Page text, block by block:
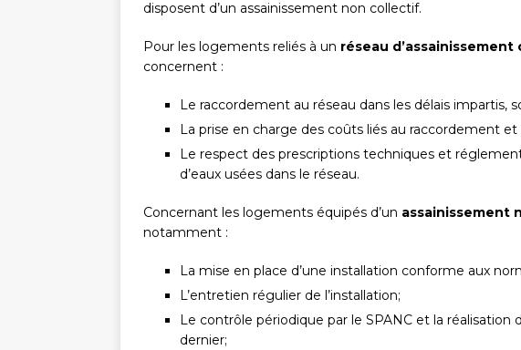
disposent d’un assainissement non collectif.
Pour les logements reliés à un réseau
concernent :
Le raccordement au réseau dans les délais impartis,
La prise en charge des coûts liés au raccordement et
Le respect des prescriptions techniques et
d’eaux usées dans le réseau.
Concernant les logements équipés d’un assainissement
notamment :
La mise en place d’une installation conforme aux
L’entretien régulier de l’installation;
Le contrôle périodique par le SPANC et la réalisation
dernier;